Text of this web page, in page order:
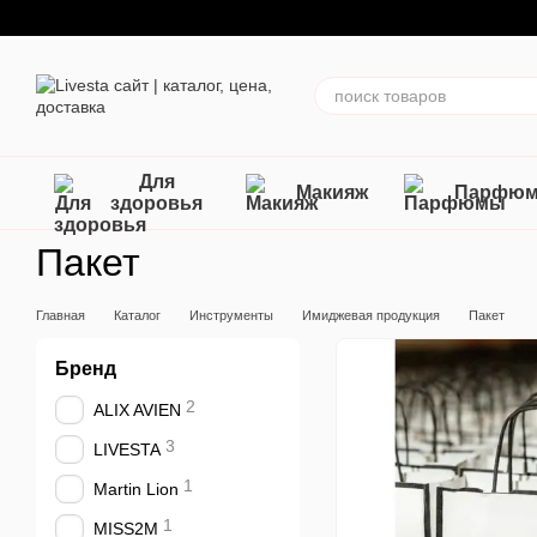
Для
здоровья
Макияж
Пакет
Главная Каталог Инструменты Имиджевая продукция Пакет
Бренд
ALIX AVIEN 2
LIVESTA 3
Martin Lion 1
MISS2M 1